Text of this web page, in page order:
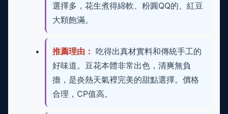
選擇多，花生煮得綿軟、粉圓QQ的、紅豆
大顆飽滿。
推薦理由： 吃得出真材實料和傳統手工的
好味道。豆花本體非常出色，清爽無負
擔，是炎熱天氣裡完美的甜點選擇。價格
合理，CP值高。